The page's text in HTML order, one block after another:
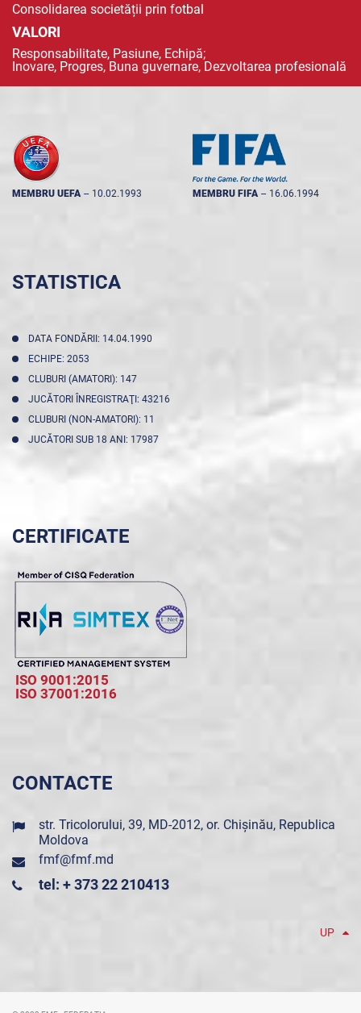
Consolidarea societății prin fotbal
VALORI
Responsabilitate, Pasiune, Echipă;
Inovare, Progres, Buna guvernare, Dezvoltarea profesională
MEMBRU UEFA -- 10.02.1993 MEMBRU FIFA -- 16.06.1994
STATISTICA
DATA FONDĂRII: 14.04.1990
ECHIPE: 2053
CLUBURI (AMATORI): 147
JUCĂTORI ÎNREGISTRAŢI: 43216
CLUBURI (NON-AMATORI): 11
JUCĂTORI SUB 18 ANI: 17987
CERTIFICATE
ISO 9001:2015
ISO 37001:2016
CONTACTE
str. Tricolorului, 39, MD-2012, or. Chișinău, Republica
Moldova
fmf@fmf.md
tel: + 373 22 210413
UP